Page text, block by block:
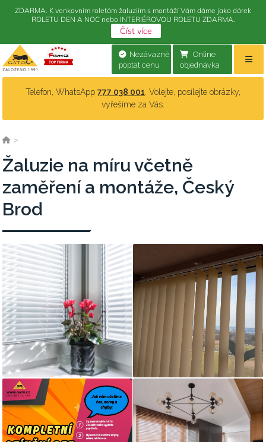
Online
objednávka
Nezávazně
poptat cenu
Telefon, WhatsApp 777 038 001 . Volejte, posílejte obrázky,
vyřešíme za Vás.
>
Žaluzie na míru včetně
zaměření a montáže, Český
Brod
ZDARMA. K venkovním roletám žaluziím s montáží Vám dáme jako dárek
ROLETU DEN A NOC nebo INTERIÉROVOU ROLETU ZDARMA.
Číst více